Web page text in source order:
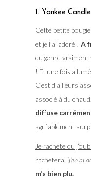
1. Yankee
Cette petite bougie
et je l’ai adoré ! A
du genre
! Et une fois allumé,
C’est d’ailleurs
associé à du
diffuse
agréablement
Je rachète ou
rachèterai (j’en ai
m’a bien plu.